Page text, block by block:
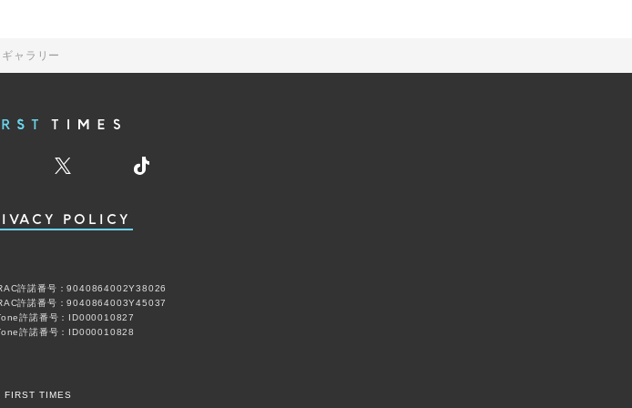
ギャラリー
POLICY
許諾番号：9040864002Y38026
許諾番号：9040864003Y45037
許諾番号：ID000010827
許諾番号：ID000010828
FIRST TIMES